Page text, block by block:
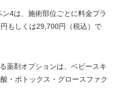
4は、施術部位ごとに料金プラ
もしくは29,700円（税込）で
薬剤オプションは、ベビースキ
・ボトックス・グロースファク